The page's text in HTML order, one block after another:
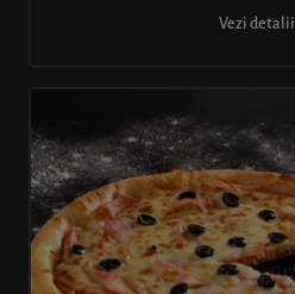
Vezi detalii